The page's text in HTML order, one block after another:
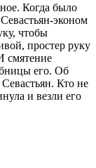
Когда было
эконом
чтобы
простер руку
смятение
его. Об
Кто не
и везли его